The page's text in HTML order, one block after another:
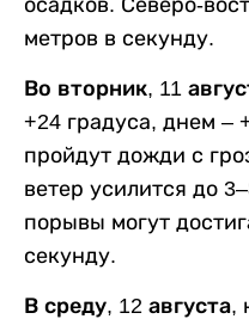
метров в секунду.
Во вторник, 11
+24 градуса, днем –
пройдут дожди с
ветер усилится до
порывы могут
секунду.
В среду, 12 августа,